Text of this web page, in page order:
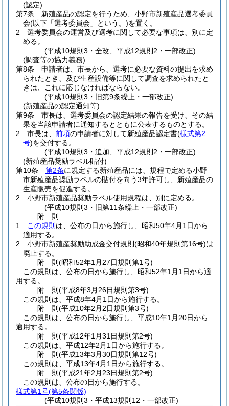
(認定)
第7条
新殖産品の認定を行うため、小野市新殖産品選考委員
会(以下「選考委員会」という。)を置く。
2
選考委員会の運営及び選考に関して必要な事項は、別に定
める。
(平成10規則3・全改、平成12規則2・一部改正)
(調査等の協力義務)
第8条
申請者は、市長から、選考に必要な資料の提出を求め
られたとき、及び生産設備等に関して調査を求められたと
きは、これに応じなければならない。
(平成10規則3・旧第9条繰上・一部改正)
(新殖産品の認定通知等)
第9条
市長は、選考委員会の認定結果の報告を受け、その結
果を当該申請者に通知するとともに公表するものとする。
2
市長は、 前項の申請者に対して新殖産品認定書(様式第2
号)を交付する。
(平成10規則3・追加、平成12規則2・一部改正)
(新殖産品奨励ラベル貼付)
第10条
第2条に規定する新殖産品には、規程で定める小野
市新殖産品奨励ラベルの貼付を向う3年許可し、新殖産品の
生産販売を促進する。
2
小野市新殖産品奨励ラベル使用規程は、別に定める。
(平成10規則3・旧第11条繰上・一部改正)
附 則
1
この規則 は、公布の日から施行し、昭和50年4月1日から
適用する。
2
小野市新殖産奨励助成金交付規則 (昭和40年規則第16号)は
廃止する。
附 則(昭和52年1月27日規則第1号)
この規則は、公布の日から施行し、昭和52年1月1日から適
用する。
附 則(平成8年3月26日規則第3号)
この規則は、平成8年4月1日から施行する。
附 則(平成10年2月2日規則第3号)
この規則は、公布の日から施行し、平成10年1月20日から
適用する。
附 則(平成12年1月31日規則第2号)
この規則は、平成12年2月1日から施行する。
附 則(平成13年3月30日規則第12号)
この規則は、平成13年4月1日から施行する。
附 則(平成21年2月23日規則第2号)
この規則は、公布の日から施行する。
様式第1号(第5条関係)
(平成10規則3・平成13規則12・一部改正)